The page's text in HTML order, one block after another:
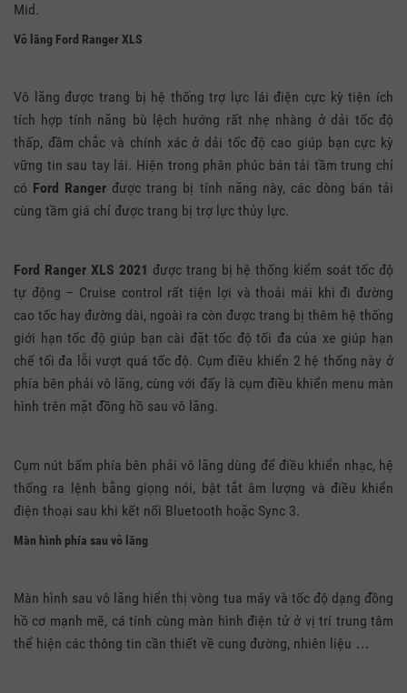
Mid.
Vô lăng Ford Ranger XLS
Vô lăng được trang bị hệ thống trợ lực lái điện cực kỳ tiện ích
tích hợp tính năng bù lệch hướng rất nhẹ nhàng ở dải tốc độ
thấp, đầm chắc và chính xác ở dải tốc độ cao giúp bạn cực kỳ
vững tin sau tay lái. Hiện trong phân phúc bán tải tầm trung chỉ
có Ford Ranger được trang bị tính năng này, các dòng bán tải
cùng tầm giá chỉ được trang bị trợ lực thủy lực.
Ford Ranger XLS 2021 được trang bị hệ thống kiểm soát tốc độ
tự động – Cruise control rất tiện lợi và thoải mái khi đi đường
cao tốc hay đường dài, ngoài ra còn được trang bị thêm hệ thống
giới hạn tốc độ giúp bạn cài đặt tốc độ tối đa của xe giúp hạn
chế tối đa lỗi vượt quá tốc độ. Cụm điều khiển 2 hệ thống này ở
phía bên phải vô lăng, cùng với đấy là cụm điều khiển menu màn
hình trên mặt đồng hồ sau vô lăng.
Cụm nút bấm phía bên phải vô lăng dùng để điều khiển nhạc, hệ
thống ra lệnh bằng giọng nói, bật tắt âm lượng và điều khiển
điện thoại sau khi kết nối Bluetooth hoặc Sync 3.
Màn hình phía sau vô lăng
Màn hình sau vô lăng hiển thị vòng tua máy và tốc độ dạng đồng
hồ cơ mạnh mẽ, cá tính cùng màn hình điện tử ở vị trí trung tâm
thể hiện các thông tin cần thiết về cung đường, nhiên liệu …